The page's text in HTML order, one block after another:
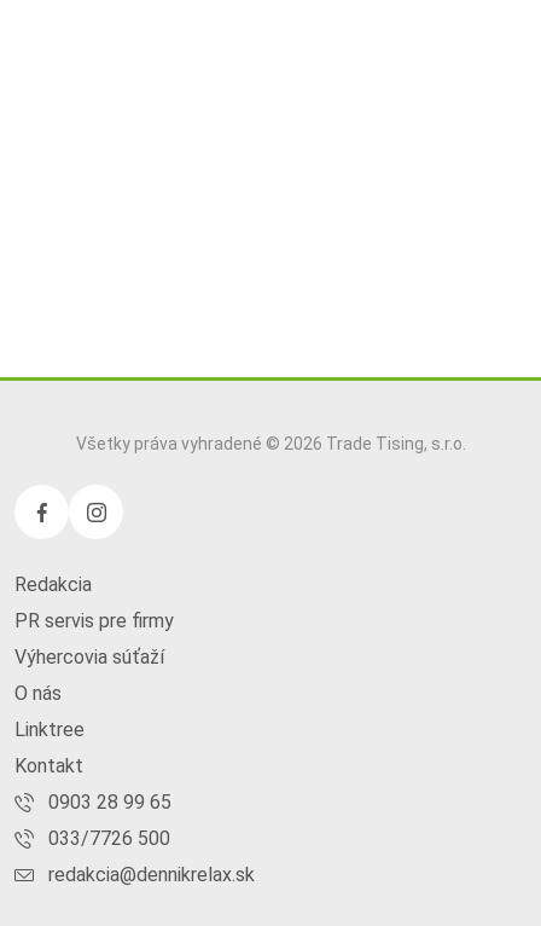
Všetky práva vyhradené © 2026 Trade Tising, s.r.o.
Redakcia
PR servis pre firmy
Výhercovia súťaží
O nás
Linktree
Kontakt
0903 28 99 65
033/7726 500
redakcia@dennikrelax.sk